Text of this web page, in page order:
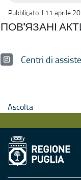
Pubblicato il 11 aprile
ПОВ'ЯЗАНІ
Centri di
Ascolta